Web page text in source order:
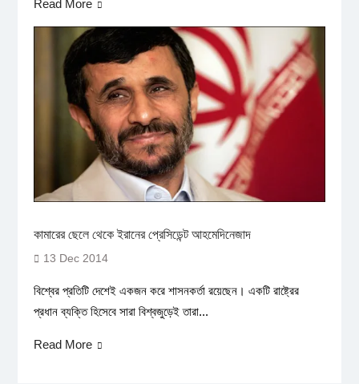
Read More
কামারের ছেলে থেকে ইরানের প্রেসিডেন্ট আহমেদিনেজাদ
13 Dec 2014
বিশ্বের প্রতিটি দেশেই একজন করে শাসনকর্তা রয়েছেন। একটি রাষ্ট্রের
প্রধান ব্যক্তি হিসেবে সারা বিশ্বজুড়েই তারা...
Read More